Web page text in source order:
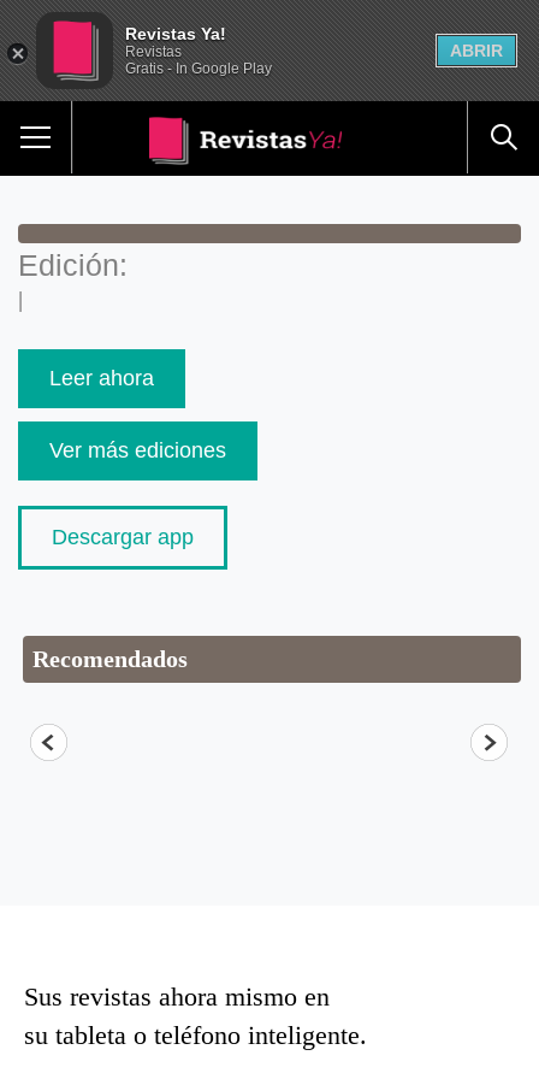
Edición:
|
Leer ahora
Ver más ediciones
Descargar app
Recomendados
Sus revistas ahora mismo en
su tableta o teléfono inteligente.
Revistas Ya!
Revistas
Gratis - In Google Play
ABRIR